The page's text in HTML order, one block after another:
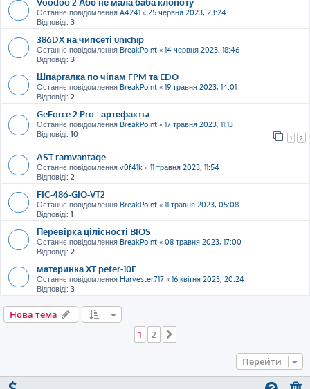
Останнє повідомлення A4241 « 25 червня 2023, 23:24
Відповіді: 3
386DX на чипсеті unichip
Останнє повідомлення BreakPoint « 14 червня 2023, 18:46
Відповіді: 3
Шпаргалка по чіпам FPM та EDO
Останнє повідомлення BreakPoint « 19 травня 2023, 14:01
Відповіді: 2
GeForce 2 Pro - артефакты
Останнє повідомлення BreakPoint « 17 травня 2023, 11:13
Відповіді: 10 1 2
AST ramvantage
Останнє повідомлення v0f41k « 11 травня 2023, 11:54
Відповіді: 2
FIC-486-GIO-VT2
Останнє повідомлення BreakPoint « 11 травня 2023, 05:08
Відповіді: 1
Перевірка цілісності BIOS
Останнє повідомлення BreakPoint « 08 травня 2023, 17:00
Відповіді: 2
материнка XT peter-10F
Останнє повідомлення Harvester717 « 16 квітня 2023, 20:24
Відповіді: 3
Нова тема
1
2
Перейти